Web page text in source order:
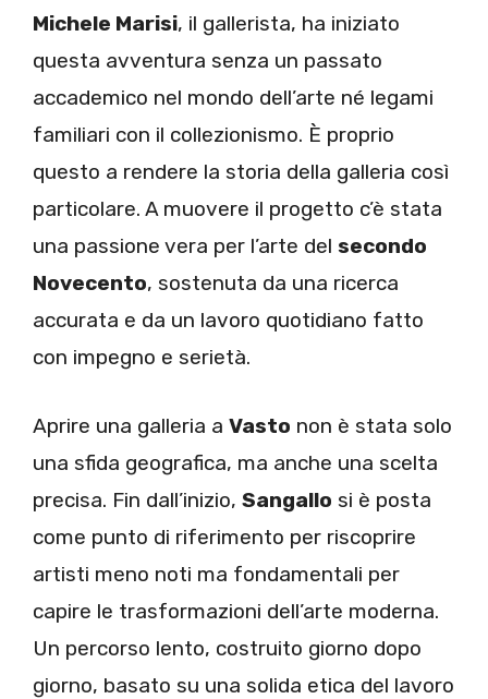
Michele Marisi, il gallerista, ha iniziato
questa avventura senza un passato
accademico nel mondo dell’arte né legami
familiari con il collezionismo. È proprio
questo a rendere la storia della galleria così
particolare. A muovere il progetto c’è stata
una passione vera per l’arte del secondo
Novecento, sostenuta da una ricerca
accurata e da un lavoro quotidiano fatto
con impegno e serietà.
Aprire una galleria a Vasto non è stata solo
una sfida geografica, ma anche una scelta
precisa. Fin dall’inizio, Sangallo si è posta
come punto di riferimento per riscoprire
artisti meno noti ma fondamentali per
capire le trasformazioni dell’arte moderna.
Un percorso lento, costruito giorno dopo
giorno, basato su una solida etica del lavoro